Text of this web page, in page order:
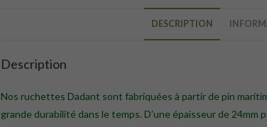
DESCRIPTION
Description
Nos ruchettes Dadant sont fabriquées à partir de pin
grande durabilité dans le temps. D’une épaisseur de